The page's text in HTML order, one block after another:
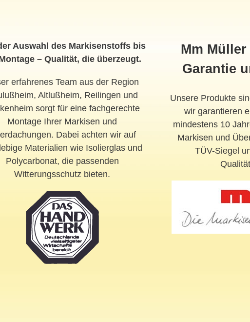
Auswahl des Markisenstoffs bis
– Qualität, die überzeugt.
erfahrenes Team aus der Region
Altlußheim, Reilingen und
sorgt für eine fachgerechte
Montage Ihrer Markisen und
Dabei achten wir auf
Materialien wie Isolierglas und
Polycarbonat, die passenden
Witterungsschutz bieten.
Mm
Garantie
Unsere Produkte
wir garantieren
mindestens 10
Markisen und
TÜV-Siegel